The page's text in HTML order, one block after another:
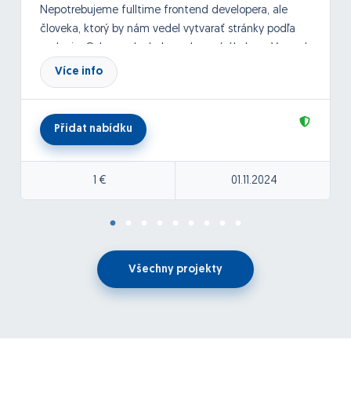
Nepotrebujeme fulltime frontend developera, ale
človeka, ktorý by nám vedel vytvarať stránky podľa
by sme sa stale dohodli na každom projekte.
Více info
Přidat nabídku
1 € 01.11.2024
Všechny projekty